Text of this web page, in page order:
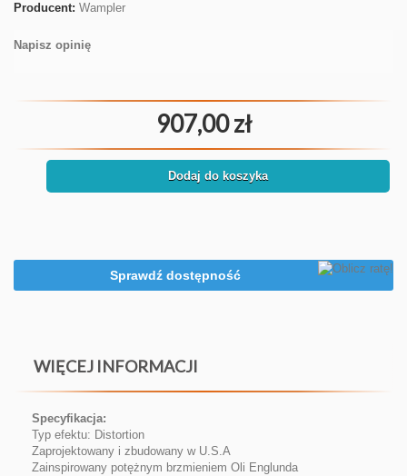
Producent: Wampler
Napisz opinię
907,00 zł
Dodaj do koszyka
Sprawdź dostępność
WIĘCEJ INFORMACJI
Specyfikacja:
Typ efektu: Distortion
Zaprojektowany i zbudowany w U.S.A
Zainspirowany potężnym brzmieniem Oli Englunda